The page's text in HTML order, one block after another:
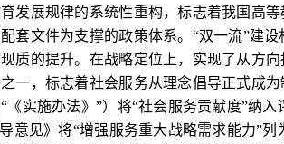
发展规律的系统性重构，标志着我国高
套文件为支撑的政策体系。“双一流”建
质的提升。 在战略定位上，实现了从方
一，标志着社会服务从理念倡导正式成
《实施办法》”）将“社会服务贡献度”纳
意见》将“增强服务重大战略需求能力”